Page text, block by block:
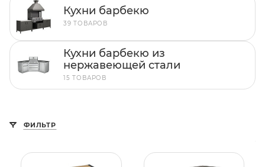
Кухни барбекю
39 ТОВАРОВ
Кухни барбекю из
нержавеющей стали
15 ТОВАРОВ
ФИЛЬТР